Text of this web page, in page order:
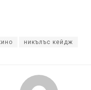
никълъс кейдж